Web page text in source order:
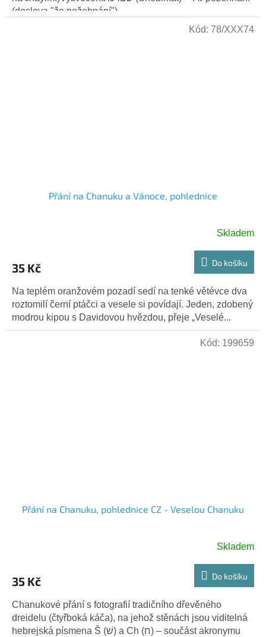
(doslova "že požehnání")....
Přání na Chanuku a Vánoce, pohlednice
Skladem
35 Kč Do košíku
Na teplém oranžovém pozadí sedí na tenké větévce dva
roztomilí černí ptáčci a vesele si povídají. Jeden, zdobený
modrou kipou s Davidovou hvězdou, přeje „Veselé...
Kód: 78/XXX74
Přání na Chanuku, pohlednice CZ - Veselou Chanuku
Skladem
35 Kč Do košíku
Chanukové přání s fotografií tradičního dřevěného
dreidelu (čtyřboká káča), na jehož stěnách jsou viditelná
hebrejská písmena Š (שׁ) a Ch (ח) – součást akronymu
Kód: 199659